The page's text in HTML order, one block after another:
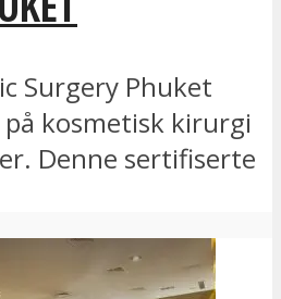
Surgery Phuket
på kosmetisk kirurgi
Denne sertifiserte